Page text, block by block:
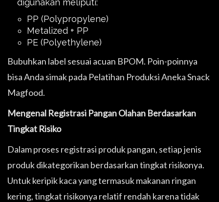
digunakan meliputi:
PP (Polypropylene)
Metalized + PP
PE (Polyethylene)
Bubuhkan label sesuai acuan BPOM. Poin-poinnya
bisa Anda simak pada Pelatihan Produksi Aneka Snack
Magfood.
Mengenal Registrasi Pangan Olahan Berdasarkan
Tingkat Risiko
Dalam proses registrasi produk pangan, setiap jenis
produk dikategorikan berdasarkan tingkat risikonya.
Untuk keripik kaca yang termasuk makanan ringan
kering, tingkat risikonya relatif rendah karena tidak